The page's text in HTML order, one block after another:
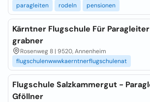
paragleiten
rodeln pensionen
Kärntner Flugschule Für
grabner
Rosenweg 8 | 9520, Annenheim
flugschulenwwwkaerntnerflugschulenat
Flugschule Salzkammergut -
Gföllner